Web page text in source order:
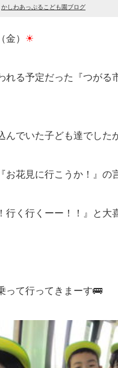
かしわあっぷるこども園ブログ
金） ☀
れる予定だった『つがる
んでいた子ども達でした
お花見に行こうか！』の
行く行くーー！！』と大
って行ってきまーす🚌